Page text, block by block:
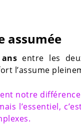
assumée
entre les
l’assume
notre
l’essentiel,